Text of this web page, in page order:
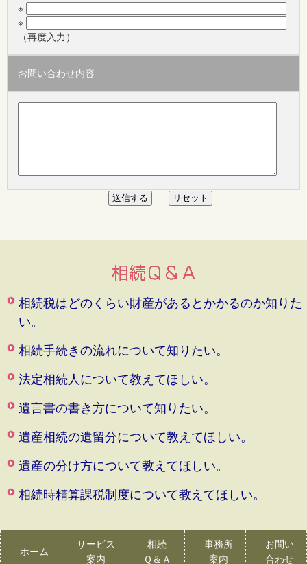
※
※
（再度入力）
お問い合わせ内容
相続税はどのくらい財産があるとかかるのか知りた
い。
相続手続きの流れについて知りたい。
法定相続人について教えてほしい。
遺言書の書き方について知りたい。
遺産相続の遺留分について教えてほしい。
遺産の分け方について教えてほしい。
相続時精算課税制度について教えてほしい。
ホーム
サービス
案内
相続
Ｑ＆Ａ
事務所
案内
お問い
合わせ